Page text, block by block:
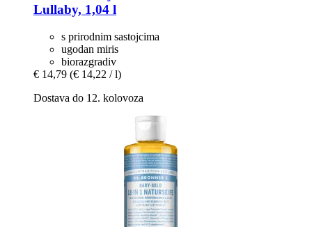
Lullaby, 1,04 l
s prirodnim sastojcima
ugodan miris
biorazgradiv
€ 14,79 (€ 14,22 / l)
Dostava do 12. kolovoza